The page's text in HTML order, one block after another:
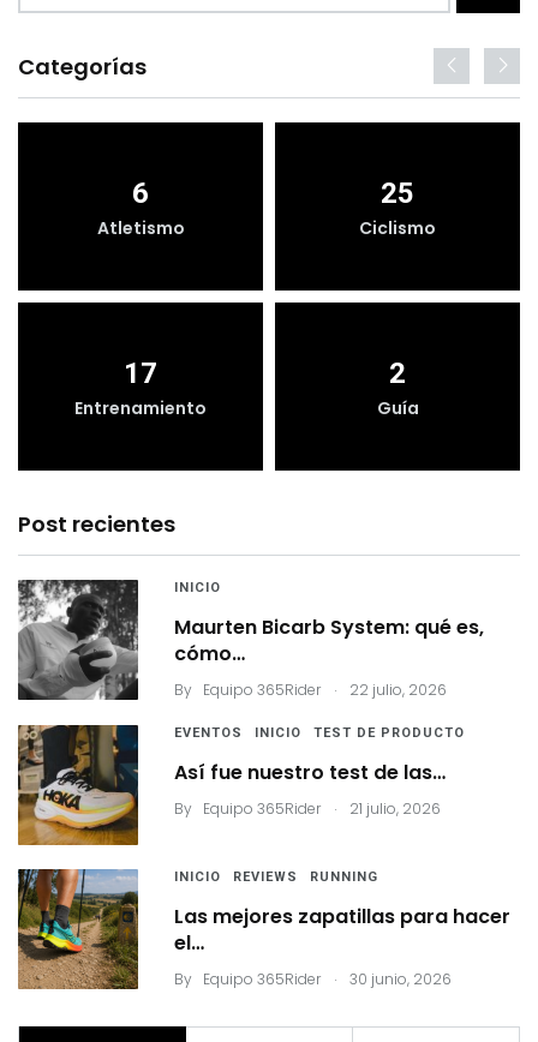
Categorías
6
Atletismo
25
Ciclismo
17
Entrenamiento
2
Guía
Post recientes
INICIO
Maurten Bicarb System: qué es,
cómo…
By Equipo 365Rider . 22 julio, 2026
EVENTOS INICIO TEST DE PRODUCTO
Así fue nuestro test de las…
By Equipo 365Rider . 21 julio, 2026
INICIO REVIEWS RUNNING
Las mejores zapatillas para hacer
el…
By Equipo 365Rider . 30 junio, 2026